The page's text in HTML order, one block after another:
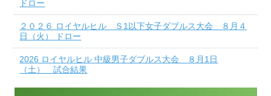
ドロー
２０２６ ロイヤルヒル Ｓ1以下女子ダブルス大会 ８月４
日（火） ドロー
2026 ロイヤルヒル 中級男子ダブルス大会 ８月1日
（土） 試合結果